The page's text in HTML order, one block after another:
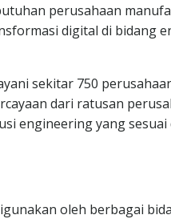
perusahaan
digital di bidang
sekitar 750
dari ratusan
engineering yang sesuai
oleh berbagai